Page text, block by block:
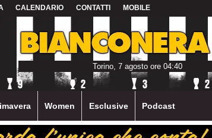
CALENDARIO CONTATTI MOBILE
Torino, 7 agosto ore 04:40
Women Esclusive Podcast